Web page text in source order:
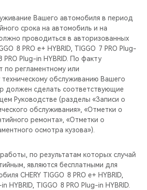
Вашего автомобиля в период
срока на автомобиль и на
проводиться в авторизованных
8 PRO е+ HYBRID, TIGGO 7 PRO Plug-
PRO Plug-in HYBRID. По факту
по регламентному или
обслуживанию Вашего
должен сделать соответствующие
Руководстве (разделы «Записи о
обслуживания», «Отметки о
ремонта», «Отметки о
осмотра кузова»).
по результатам которых случай
являются бесплатными для
CHERY TIGGO 8 PRO е+ HYBRID,
HYBRID, TIGGO 8 PRO Plug-in HYBRID.